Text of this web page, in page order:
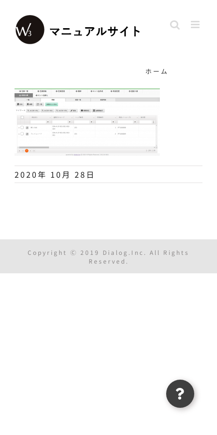
content
ホーム
2020年 10月 28日
Copyright Ⓒ 2019 Dialog.Inc. All Rights
Reserved.